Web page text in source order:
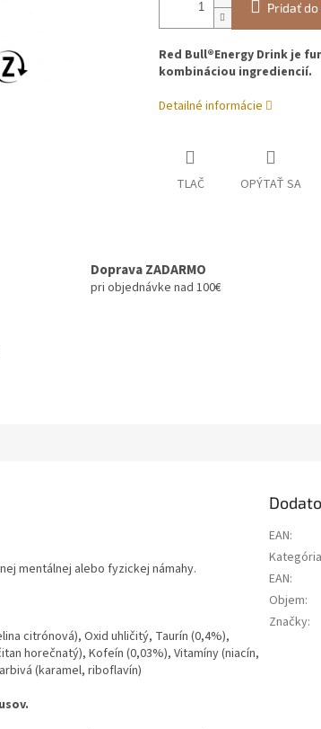
Pridať do
Red Bull®Energy Drink je
kombináciou ingrediencií.
Detailné informácie
TLAČ OPÝTAŤ SA
Doprava ZADARMO
pri objednávke nad 100€
mentálnej alebo fyzickej námahy.
citrónová), Oxid uhličitý, Taurín (0,4%),
horečnatý), Kofeín (0,03%), Vitamíny (niacín,
(karamel, riboflavín)
EAN:
Kategória
EAN:
Objem:
Značky: